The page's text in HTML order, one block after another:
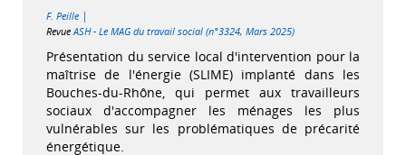
F. Peille |
Revue ASH - Le MAG du travail social (n°3324, Mars 2025)
Présentation du service local d'intervention pour la
maîtrise de l'énergie (SLIME) implanté dans les
Bouches-du-Rhône, qui permet aux travailleurs
sociaux d'accompagner les ménages les plus
vulnérables sur les problématiques de précarité
énergétique.